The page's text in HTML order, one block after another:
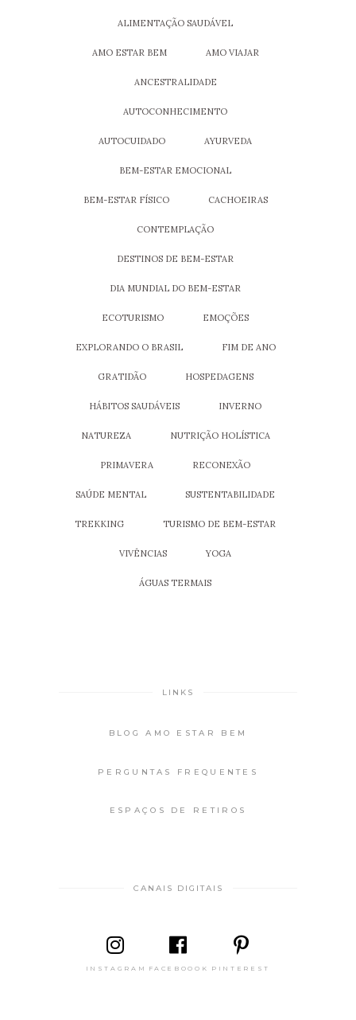
ALIMENTAÇÃO SAUDÁVEL
AMO ESTAR BEM AMO VIAJAR
ANCESTRALIDADE
AUTOCONHECIMENTO
AUTOCUIDADO AYURVEDA
BEM-ESTAR EMOCIONAL
BEM-ESTAR FÍSICO CACHOEIRAS
CONTEMPLAÇÃO
DESTINOS DE BEM-ESTAR
DIA MUNDIAL DO BEM-ESTAR
ECOTURISMO EMOÇÕES
EXPLORANDO O BRASIL FIM DE ANO
GRATIDÃO HOSPEDAGENS
HÁBITOS SAUDÁVEIS INVERNO
NATUREZA NUTRIÇÃO HOLÍSTICA
PRIMAVERA RECONEXÃO
SAÚDE MENTAL SUSTENTABILIDADE
TREKKING TURISMO DE BEM-ESTAR
VIVÊNCIAS YOGA
ÁGUAS TERMAIS
LINKS
BLOG AMO ESTAR BEM
PERGUNTAS FREQUENTES
ESPAÇOS DE RETIROS
CANAIS DIGITAIS
INSTAGRAM FACEBOOOK PINTEREST